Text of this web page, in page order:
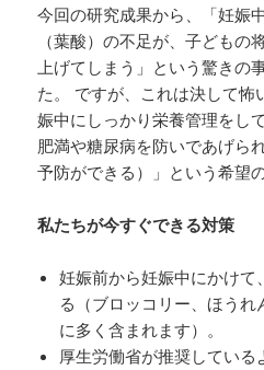
今回の研究成果から、「妊娠
（葉酸）の不足が、子どもの
上げてしまう」という驚きの
た。 ですが、これは決して
娠中にしっかり栄養管理をし
肥満や糖尿病を防いであげら
予防ができる）」という希望
私たちが今すぐできる対策
妊娠前から妊娠中にかけて
る（ブロッコリー、ほう
に多く含まれます）。
厚生労働省が推奨してい